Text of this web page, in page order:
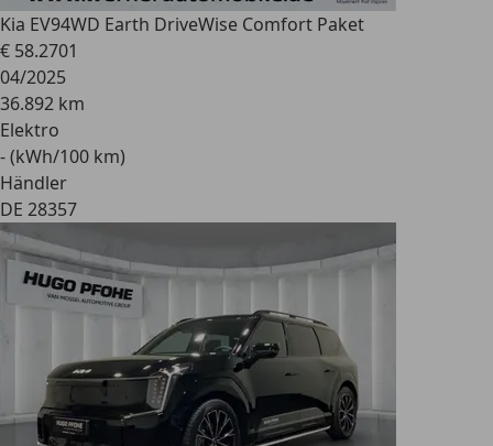
Kia EV94WD Earth DriveWise Comfort Paket
€ 58.2701
04/2025
36.892 km
Elektro
- (kWh/100 km)
Händler
DE 28357